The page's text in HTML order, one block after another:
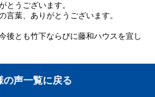
とうございます。
言葉、ありがとうございます。
後とも竹下ならびに藤和ハウスを宜し
の声一覧に戻る